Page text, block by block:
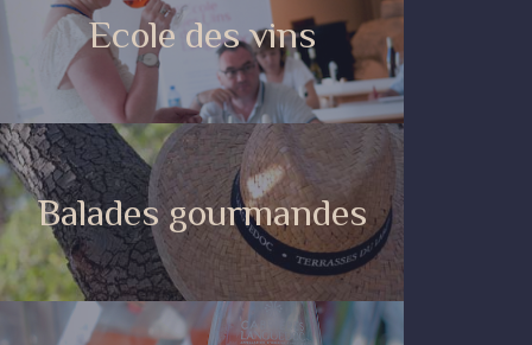
Ecole des vins
Balades gourmandes